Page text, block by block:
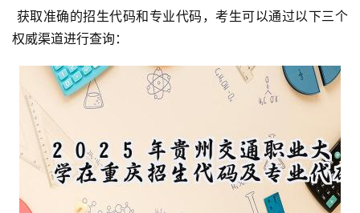
权威渠道进行查询：